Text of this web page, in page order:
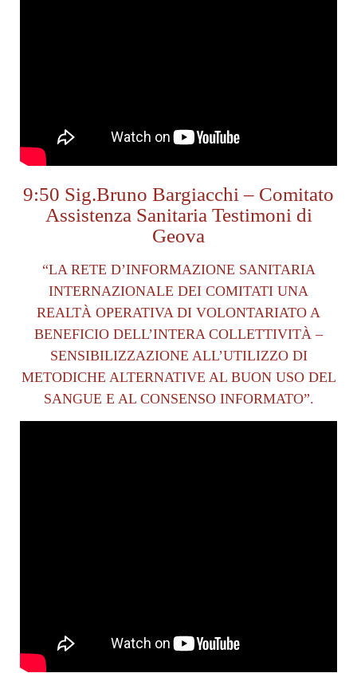
9:50 Sig.Bruno Bargiacchi – Comitato
Assistenza Sanitaria Testimoni di
Geova
“LA RETE D’INFORMAZIONE SANITARIA
INTERNAZIONALE DEI COMITATI UNA
REALTÀ OPERATIVA DI VOLONTARIATO A
BENEFICIO DELL’INTERA COLLETTIVITÀ –
SENSIBILIZZAZIONE ALL’UTILIZZO DI
METODICHE ALTERNATIVE AL BUON USO DEL
SANGUE E AL CONSENSO INFORMATO”.